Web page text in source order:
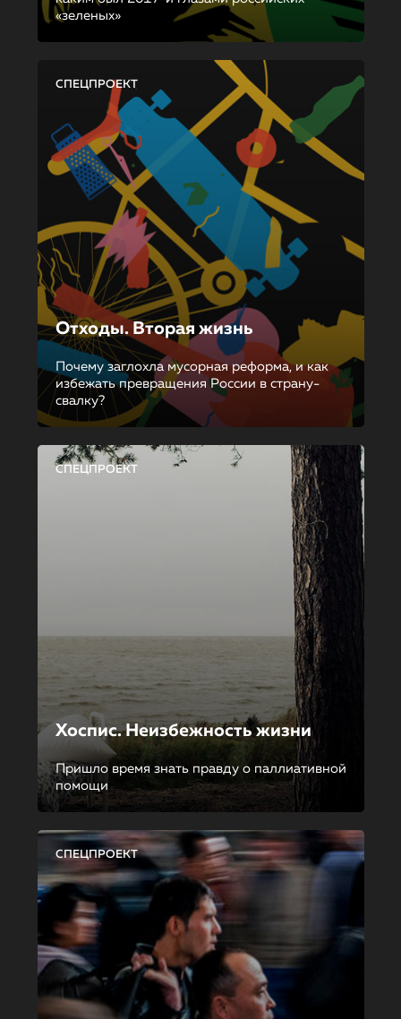
«зеленых»
СПЕЦПРОЕКТ
Отходы. Вторая жизнь
Почему заглохла мусорная реформа, и как
избежать превращения России в страну-
свалку?
СПЕЦПРОЕКТ
Хоспис. Неизбежность жизни
Пришло время знать правду о паллиативной
помощи
СПЕЦПРОЕКТ